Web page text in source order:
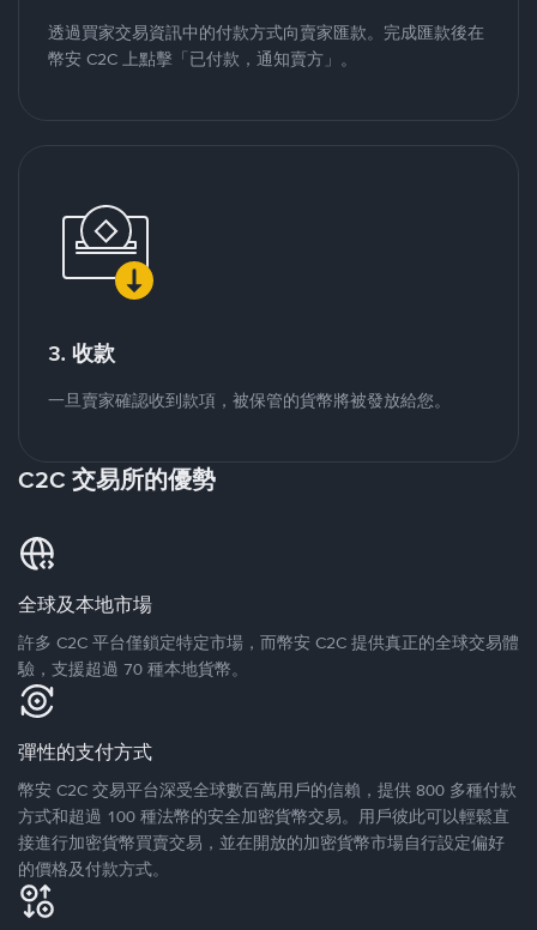
透過買家交易資訊中的付款方式向賣家匯款。完成匯款後在
幣安 C2C 上點擊「已付款，通知賣方」。
3. 收款
一旦賣家確認收到款項，被保管的貨幣將被發放給您。
C2C 交易所的優勢
全球及本地市場
許多 C2C 平台僅鎖定特定市場，而幣安 C2C 提供真正的全球交易體
驗，支援超過 70 種本地貨幣。
彈性的支付方式
幣安 C2C 交易平台深受全球數百萬用戶的信賴，提供 800 多種付款
方式和超過 100 種法幣的安全加密貨幣交易。用戶彼此可以輕鬆直
接進行加密貨幣買賣交易，並在開放的加密貨幣市場自行設定偏好
的價格及付款方式。